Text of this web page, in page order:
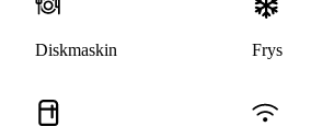
Diskmaskin Frys